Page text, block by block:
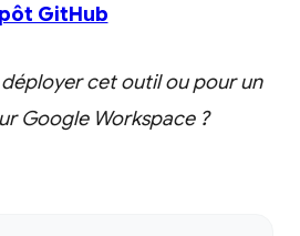
GitHub
déployer cet outil ou pour un
Google Workspace ?